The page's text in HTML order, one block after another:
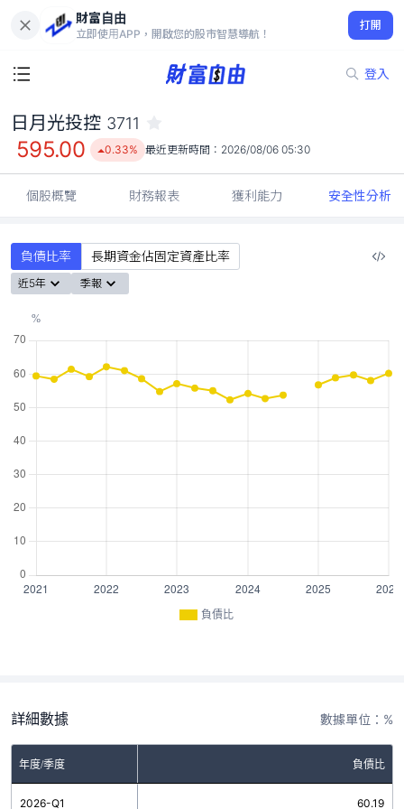
財富自由
立即使用APP，開啟您的股市智慧導航！
打開
登入
595.00
0.33%
日月光投控 3711
595.00 0.33% 最近更新時間： 2026/08/06 05:30
個股概覽 財務報表 獲利能力 安全性分析
負債比率 長期資金佔固定資產比率
近5年 季報
負債比
詳細數據 數據單位：%
年度/季度 負債比
2026-Q1 60.19